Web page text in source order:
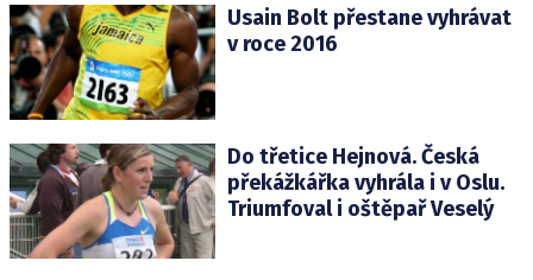
Usain Bolt přestane vyhrávat
v roce 2016
Do třetice Hejnová. Česká
překážkářka vyhrála i v Oslu.
Triumfoval i oštěpař Veselý